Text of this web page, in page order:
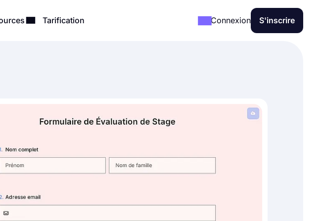
Tarification Connexion S'inscrire